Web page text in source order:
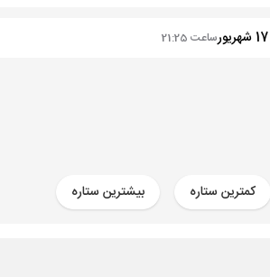
17 شهریور ساعت 21:25
کمترین ستاره بیشترین ستاره